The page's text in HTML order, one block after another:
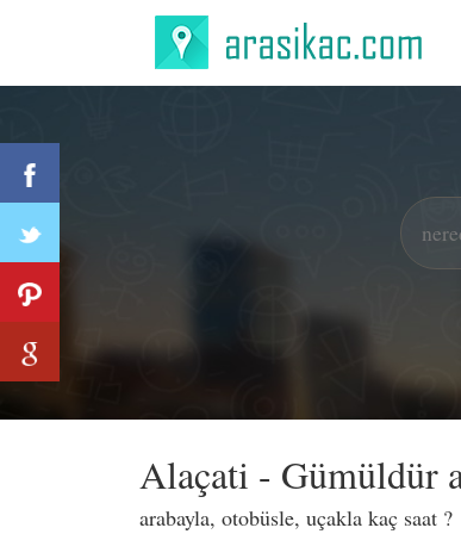
Alaçati - Gümüldür
arabayla, otobüsle, uçakla kaç saat ?